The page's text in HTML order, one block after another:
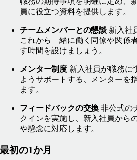
員に役立つ資料を提供します。
チームメンバーとの懇談 新入社
これから一緒に働く同僚や関係
す時間を設けましょう。
メンター制度 新入社員が職務に
ようサポートする、メンターを
ます。
フィードバックの交換 非公式の
クインを実施し、新入社員から
や懸念に対応します。
最初の1か月